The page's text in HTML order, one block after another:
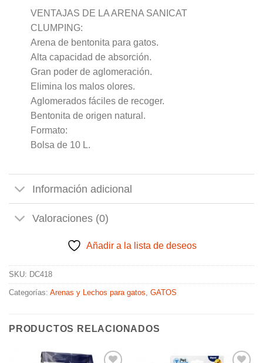
VENTAJAS DE LA ARENA SANICAT
CLUMPING:
Arena de bentonita para gatos.
Alta capacidad de absorción.
Gran poder de aglomeración.
Elimina los malos olores.
Aglomerados fáciles de recoger.
Bentonita de origen natural.
Formato:
Bolsa de 10 L.
Información adicional
Valoraciones (0)
Añadir a la lista de deseos
SKU: DC418
Categorías: Arenas y Lechos para gatos, GATOS
PRODUCTOS RELACIONADOS